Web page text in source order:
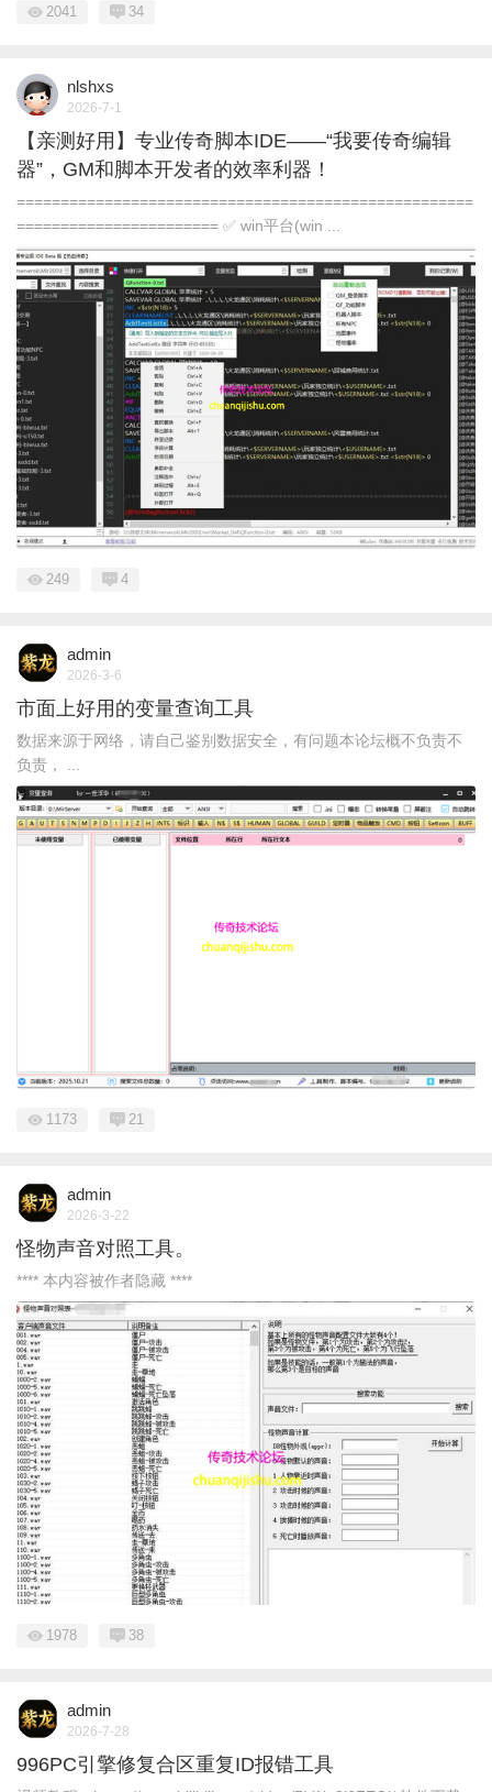
2041 34
nlshxs
2026-7-1
【亲测好用】专业传奇脚本IDE——“我要传奇编辑
器”，GM和脚本开发者的效率利器！
====================================================
======================= ✅ win平台(win ...
249 4
admin
2026-3-6
市面上好用的变量查询工具
数据来源于网络，请自己鉴别数据安全，有问题本论坛概不负责不
负责， ...
1173 21
admin
2026-3-22
怪物声音对照工具。
**** 本内容被作者隐藏 ****
1978 38
admin
2026-7-28
996PC引擎修复合区重复ID报错工具